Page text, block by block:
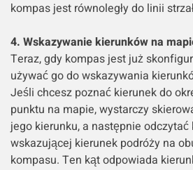
kompas jest równoległy do linii
4. Wskazywanie kierunków na
Teraz, gdy kompas jest już
używać go do wskazywania
Jeśli chcesz poznać kierunek do
punktu na mapie, wystarczy
jego kierunku, a następnie odczytać
wskazującej kierunek podróży na
kompasu. Ten kąt odpowiada